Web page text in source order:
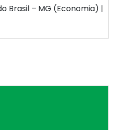
Brasil – MG (Economia) |